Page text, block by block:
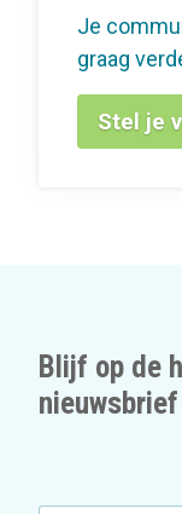
Je
graag
Stel je
Blijf op de
nieuwsbrief